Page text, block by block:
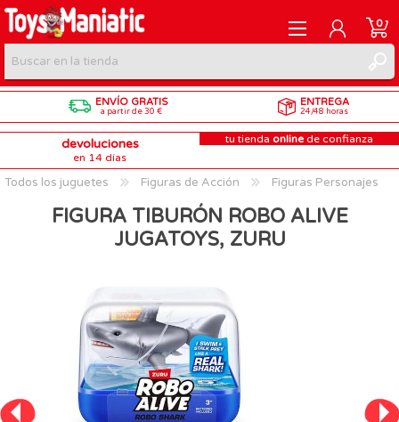
REGISTRARME
INICIAR SESIÓN
0
ENVÍO GRATIS
a partir de 30 €
ENTREGA
24/48 horas
devoluciones
en 14 días
tu tienda online de confianza
Todos los juguetes Figuras de Acción Figuras Personajes
FIGURA TIBURÓN ROBO ALIVE
JUGATOYS, ZURU